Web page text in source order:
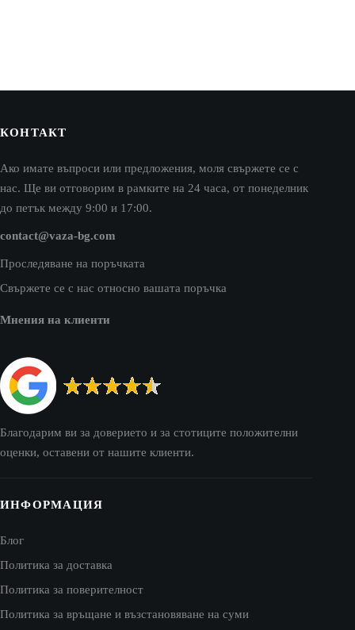
КОНТАКТ
Ако имате въпроси или предложения, моля свържете се с
нас. Ще ви отговорим в рамките на 24 часа, от понеделник
до петък между 9:00 и 17:00.
contact@vaza-bg.com
Проследяване на поръчката
Свържете се с нас относно вашата поръчка
Мнения на клиенти
Благодарим ви за доверието и за стотиците положителни
оценки, оставени от нашите клиенти.
ИНФОРМАЦИЯ
Блог
Политика за доставка
Политика за поверителност
Политика за връщане и възстановяване на суми